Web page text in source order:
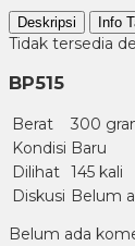
Deskripsi Info
Tidak tersedia
BP515
Berat
300
Kondisi Baru
Dilihat 145 kali
Diskusi Belum
Belum ada